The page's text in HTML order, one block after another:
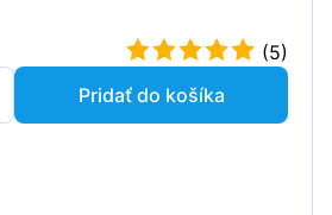
(5)
Pridať do košíka